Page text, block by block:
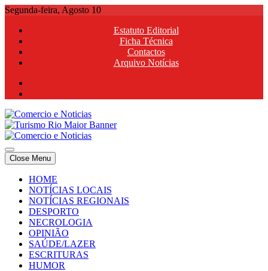
Skip
content
Segunda-feira, Agosto 10
Estatuto Editorial
Ficha Técnica
Contactos
Arquivo Notícias
Comercio e Noticias
Notícias e Publicidade Online
Comercio e Noticias
Notícias e Publicidade Online
Close Menu
HOME
NOTÍCIAS LOCAIS
NOTÍCIAS REGIONAIS
DESPORTO
NECROLOGIA
OPINIÃO
SAÚDE/LAZER
ESCRITURAS
HUMOR